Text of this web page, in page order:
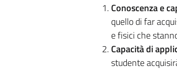
Conoscenza e
quello di far
e fisici che
Capacità di
studente